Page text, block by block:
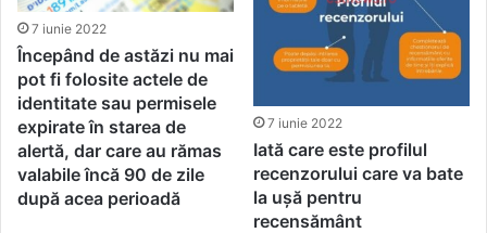
7 iunie 2022
Începând de astăzi nu mai
pot fi folosite actele de
identitate sau permisele
expirate în starea de
alertă, dar care au rămas
valabile încă 90 de zile
după acea perioadă
7 iunie 2022
Iată care este profilul
recenzorului care va bate
la ușă pentru
recensământ